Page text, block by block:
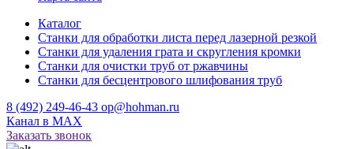
Каталог
Станки для обработки листа перед лазерной резкой
Станки для удаления грата и скругления кромки
Станки для очистки труб от ржавчины
Станки для бесцентрового шлифования труб
8 (492) 249-46-43 op@hohman.ru
Канал в MAX
Заказать звонок